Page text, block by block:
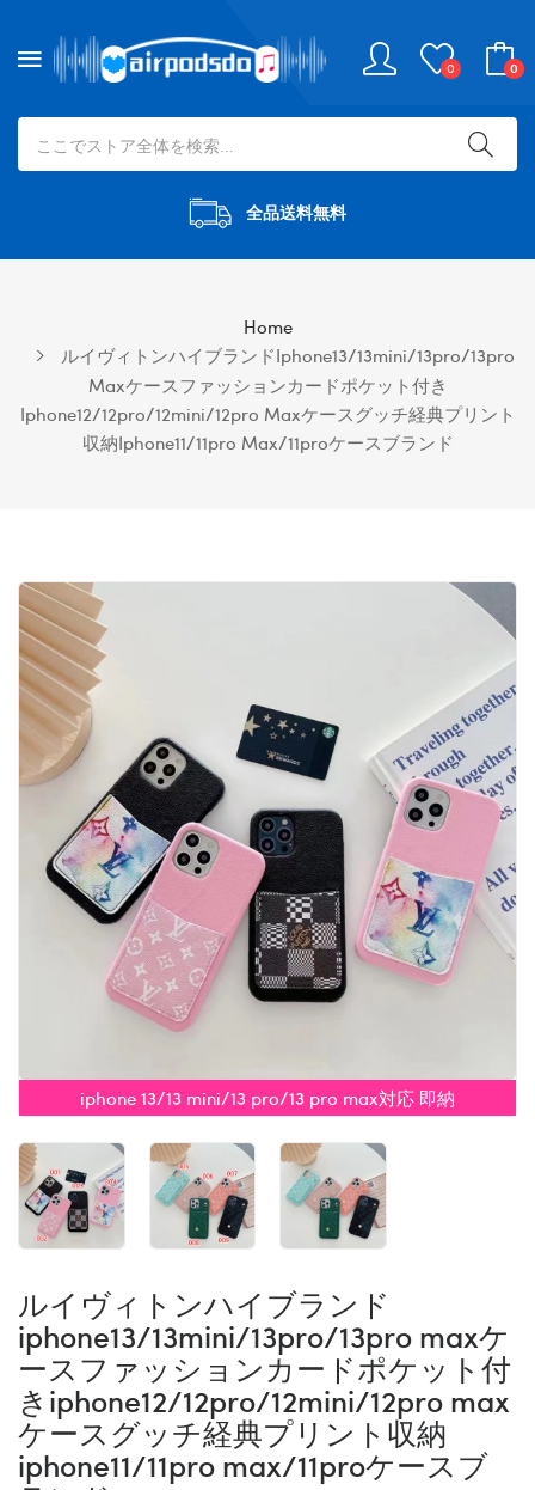
0 0
全品送料無料
Home
ルイヴィトンハイブランドiphone13/13mini/13pro/13pro
Maxケースファッションカードポケット付き
Iphone12/12pro/12mini/12pro Maxケースグッチ経典プリント
収納iphone11/11pro Max/11proケースブランド
iphone 13/13 mini/13 pro/13 pro max対応 即納
ルイヴィトンハイブランド
iphone13/13mini/13pro/13pro maxケ
ースファッションカードポケット付
きiphone12/12pro/12mini/12pro max
ケースグッチ経典プリント収納
iphone11/11pro max/11proケースブ